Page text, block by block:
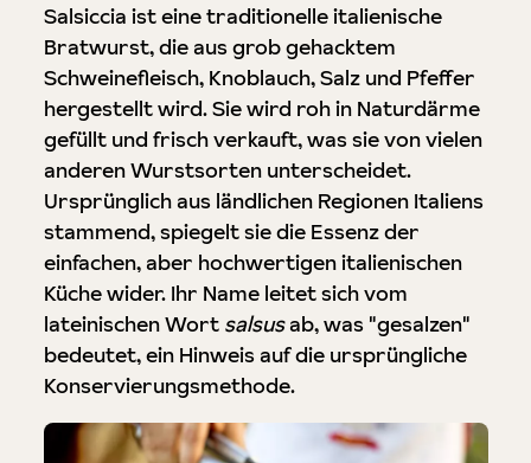
Salsiccia ist eine traditionelle italienische
Bratwurst, die aus grob gehacktem
Schweinefleisch, Knoblauch, Salz und Pfeffer
hergestellt wird. Sie wird roh in Naturdärme
gefüllt und frisch verkauft, was sie von vielen
anderen Wurstsorten unterscheidet.
Ursprünglich aus ländlichen Regionen Italiens
stammend, spiegelt sie die Essenz der
einfachen, aber hochwertigen italienischen
Küche wider. Ihr Name leitet sich vom
lateinischen Wort salsusab, was "gesalzen"
bedeutet, ein Hinweis auf die ursprüngliche
Konservierungsmethode.